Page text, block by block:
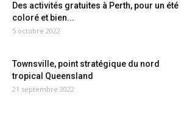
Des activités gratuites à Perth, pour un été
coloré et bien...
5 octobre 2022
Townsville, point stratégique du nord
tropical Queensland
21 septembre 2022